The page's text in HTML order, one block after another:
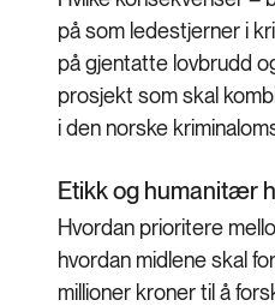
på som ledestjerner i
på gjentatte lovbrudd
prosjekt som skal
i den norske
Etikk og humanitær
Hvordan prioritere
hvordan midlene skal
millioner kroner til å